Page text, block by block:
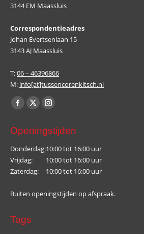
3144 EM Maassluis
Correspondentieadres
Johan Evertsenlaan 15
3143 AJ Maassluis
T:06 – 46396866
M: info[at]tussencorenkitsch.nl
Vind ons op:
Facebook
opens
in
new
window
X
opens
in
new
window
Instagram
opens
in
new
window
Openingstijden
Donderdag:10:00 tot 16:00 uur
Vrijdag:
10:00 tot 16:00 uur
Zaterdag:
10:00 tot 16:00 uur
Buiten openingstijden op afspraak.
Tags